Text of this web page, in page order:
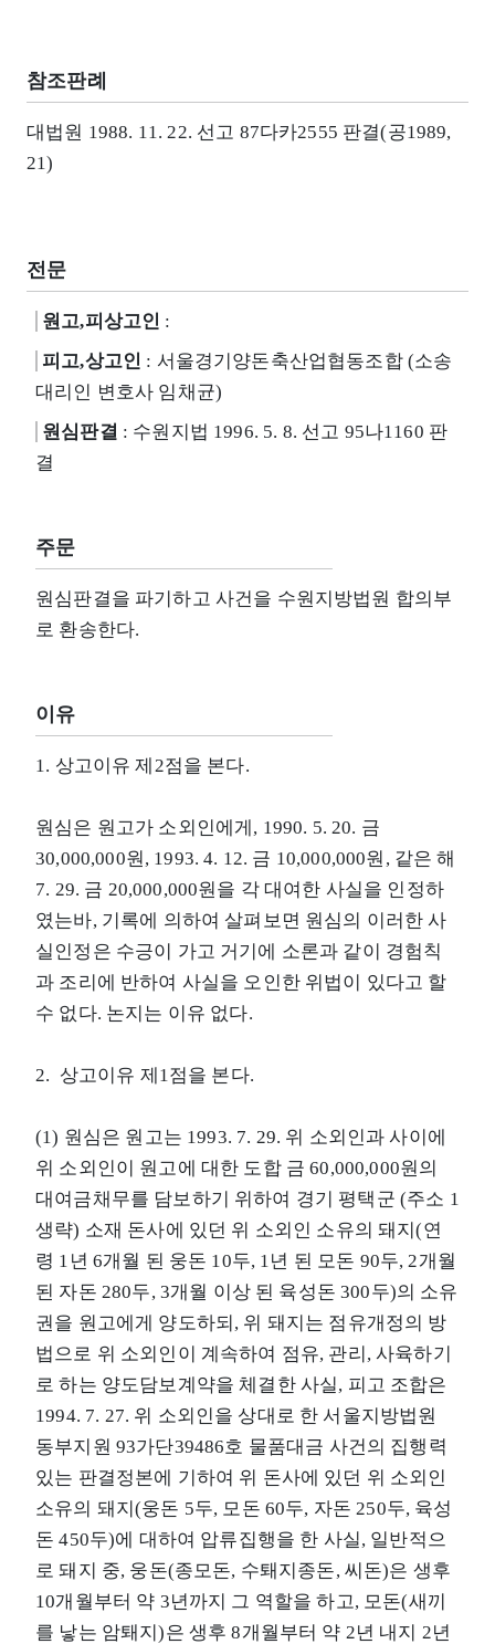
참조판례
대법원 1988. 11. 22. 선고 87다카2555 판결(공1989,
21)
전문
원고,피상고인 :
피고,상고인 : 서울경기양돈축산업협동조합 (소송
대리인 변호사 임채균)
원심판결 : 수원지법 1996. 5. 8. 선고 95나1160 판
결
주문
원심판결을 파기하고 사건을 수원지방법원 합의부
로 환송한다.
이유
1. 상고이유 제2점을 본다.
원심은 원고가 소외인에게, 1990. 5. 20. 금
30,000,000원, 1993. 4. 12. 금 10,000,000원, 같은 해
7. 29. 금 20,000,000원을 각 대여한 사실을 인정하
였는바, 기록에 의하여 살펴보면 원심의 이러한 사
실인정은 수긍이 가고 거기에 소론과 같이 경험칙
과 조리에 반하여 사실을 오인한 위법이 있다고 할
수 없다. 논지는 이유 없다.
2. 상고이유 제1점을 본다.
(1) 원심은 원고는 1993. 7. 29. 위 소외인과 사이에
위 소외인이 원고에 대한 도합 금 60,000,000원의
대여금채무를 담보하기 위하여 경기 평택군 (주소 1
생략) 소재 돈사에 있던 위 소외인 소유의 돼지(연
령 1년 6개월 된 웅돈 10두, 1년 된 모돈 90두, 2개월
된 자돈 280두, 3개월 이상 된 육성돈 300두)의 소유
권을 원고에게 양도하되, 위 돼지는 점유개정의 방
법으로 위 소외인이 계속하여 점유, 관리, 사육하기
로 하는 양도담보계약을 체결한 사실, 피고 조합은
1994. 7. 27. 위 소외인을 상대로 한 서울지방법원
동부지원 93가단39486호 물품대금 사건의 집행력
있는 판결정본에 기하여 위 돈사에 있던 위 소외인
소유의 돼지(웅돈 5두, 모돈 60두, 자돈 250두, 육성
돈 450두)에 대하여 압류집행을 한 사실, 일반적으
로 돼지 중, 웅돈(종모돈, 수퇘지종돈, 씨돈)은 생후
10개월부터 약 3년까지 그 역할을 하고, 모돈(새끼
를 낳는 암퇘지)은 생후 8개월부터 약 2년 내지 2년